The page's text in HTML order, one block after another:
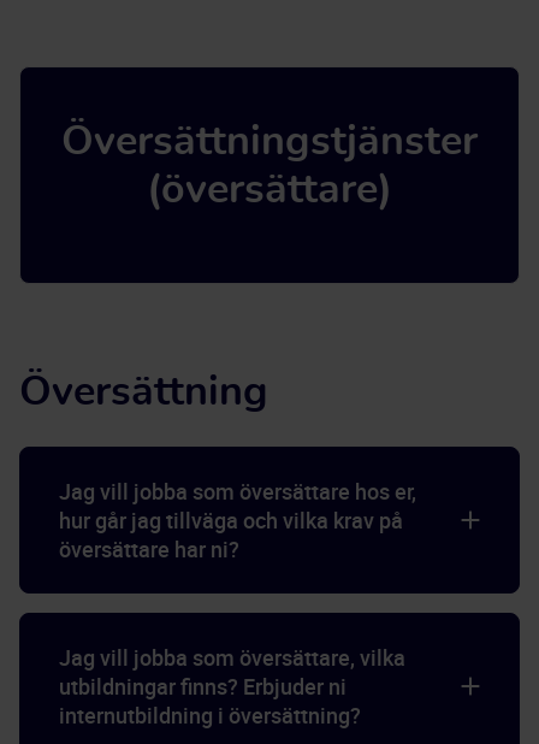
Översättningstjänster
(översättare)
Översättning
Jag vill jobba som översättare hos er,
hur går jag tillväga och vilka krav på
översättare har ni?
Jag vill jobba som översättare, vilka
utbildningar finns? Erbjuder ni
internutbildning i översättning?